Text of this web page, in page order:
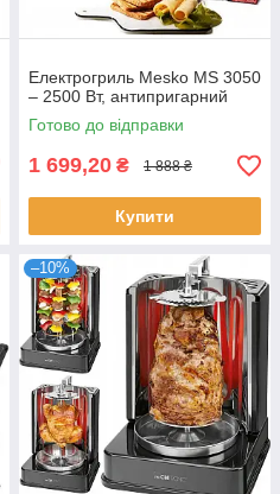
Електрогриль Mesko MS 3050
– 2500 Вт, антипригарний
Готово до відправки
1 699,20 ₴ 1 888 ₴
Купити
–10%